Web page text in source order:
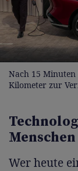
Nach 15
Kilometer zur
Wer heute